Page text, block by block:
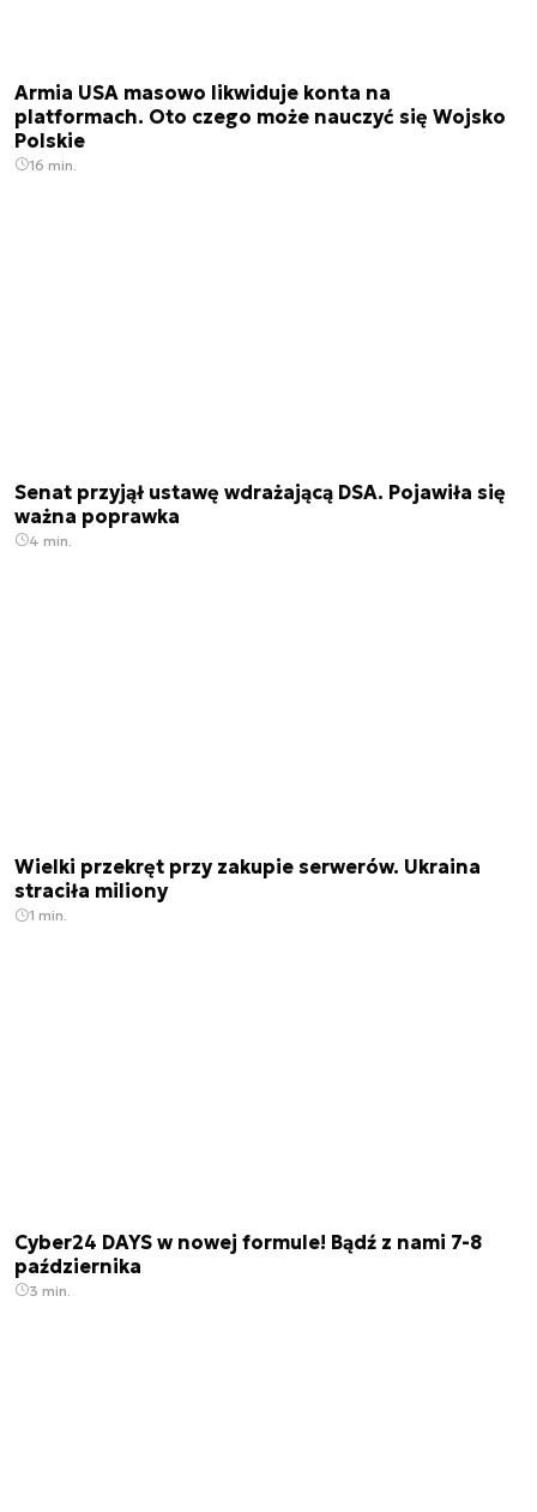
Armia USA masowo likwiduje konta na
platformach. Oto czego może nauczyć się Wojsko
Polskie
16 min.
Senat przyjął ustawę wdrażającą DSA. Pojawiła się
ważna poprawka
4 min.
Wielki przekręt przy zakupie serwerów. Ukraina
straciła miliony
1 min.
Cyber24 DAYS w nowej formule! Bądź z nami 7-8
października
3 min.